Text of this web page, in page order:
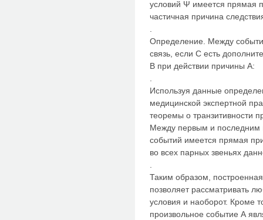
условий Ψ имеется прямая
частичная причина
.
Определение. Между
связь, если С есть
В при действии причины А:
.
Используя данные
медицинской экспертной
теоремы о транзитивности
Между первым и последним
событий имеется прямая
во всех парных звеньях
.
Таким образом,
позволяет рассматривать
условия и наоборот. Кроме
произвольное событие А